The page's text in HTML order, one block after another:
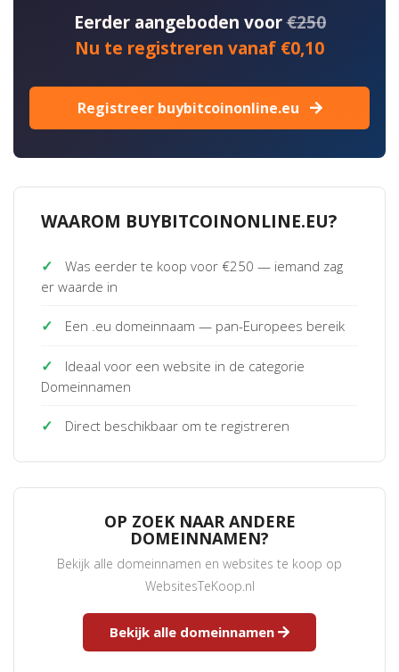
Eerder aangeboden voor€250
Nu te registreren vanaf €0,10
Registreer buybitcoinonline.eu
WAAROM BUYBITCOINONLINE.EU?
✓
Was eerder te koop voor €250 — iemand zag
er waarde in
✓ Een .eu domeinnaam — pan-Europees bereik
✓
Ideaal voor een website in de categorie
Domeinnamen
✓ Direct beschikbaar om te registreren
OP ZOEK NAAR ANDERE
DOMEINNAMEN?
Bekijk alle domeinnamen en websites te koop op
WebsitesTeKoop.nl
Bekijk alle domeinnamen